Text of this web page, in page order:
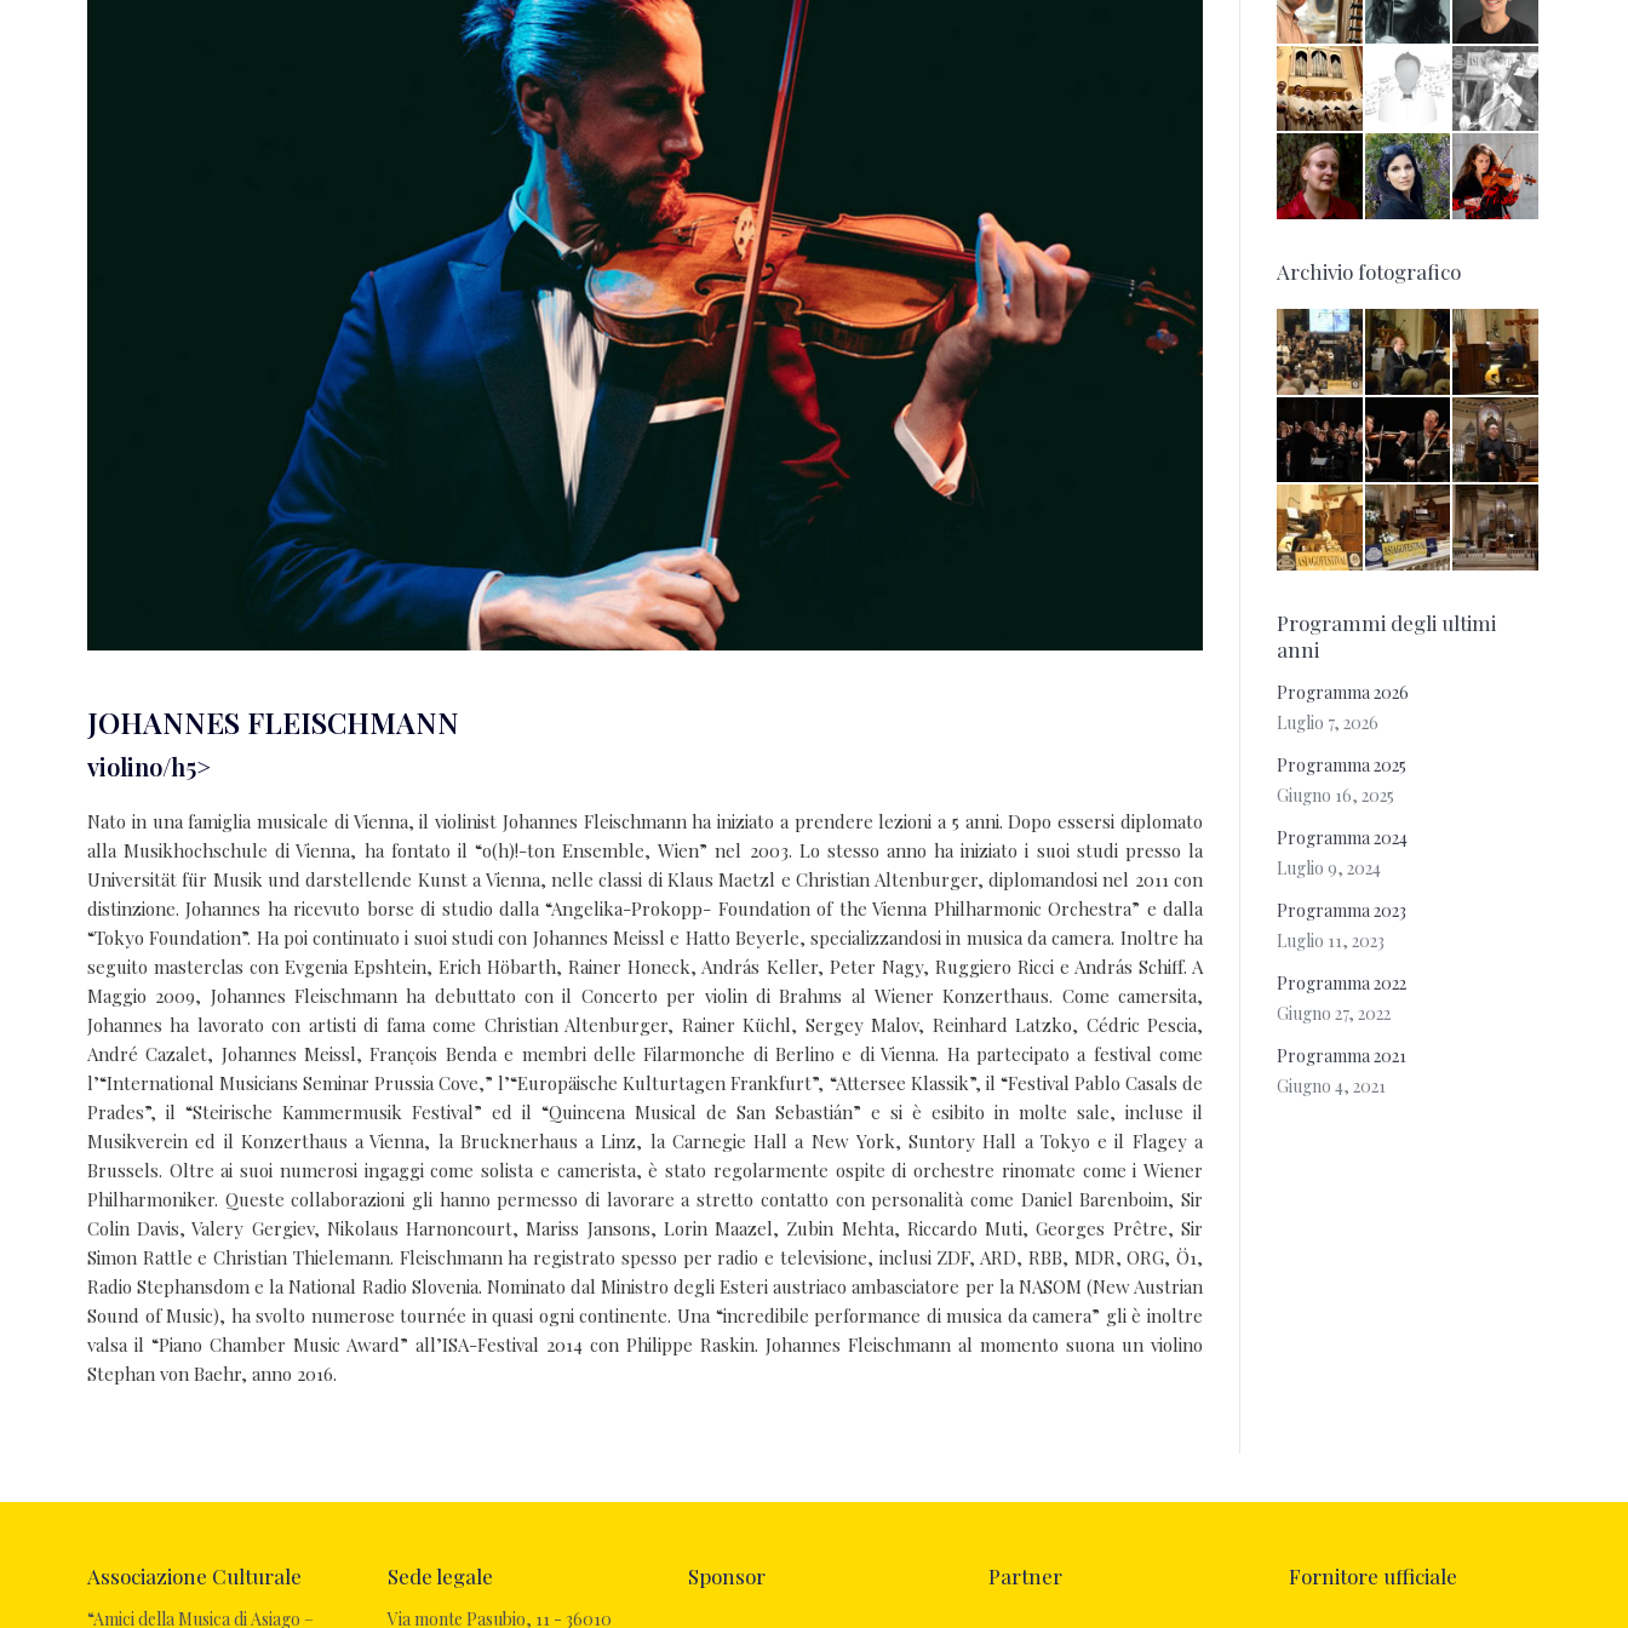
JOHANNES FLEISCHMANN
violino/h5>
Nato in una famiglia musicale di Vienna, il violinist Johannes Fleischmann ha iniziato a prendere lezioni a 5 anni. Dopo essersi diplomato
alla Musikhochschule di Vienna, ha fontato il “o(h)!-ton Ensemble, Wien” nel 2003. Lo stesso anno ha iniziato i suoi studi presso la
Universität für Musik und darstellende Kunst a Vienna, nelle classi di Klaus Maetzl e Christian Altenburger, diplomandosi nel 2011 con
distinzione. Johannes ha ricevuto borse di studio dalla “Angelika-Prokopp- Foundation of the Vienna Philharmonic Orchestra” e dalla
“Tokyo Foundation”. Ha poi continuato i suoi studi con Johannes Meissl e Hatto Beyerle, specializzandosi in musica da camera. Inoltre ha
seguito masterclas con Evgenia Epshtein, Erich Höbarth, Rainer Honeck, András Keller, Peter Nagy, Ruggiero Ricci e András Schiff. A
Maggio 2009, Johannes Fleischmann ha debuttato con il Concerto per violin di Brahms al Wiener Konzerthaus. Come camersita,
Johannes ha lavorato con artisti di fama come Christian Altenburger, Rainer Küchl, Sergey Malov, Reinhard Latzko, Cédric Pescia,
André Cazalet, Johannes Meissl, François Benda e membri delle Filarmonche di Berlino e di Vienna. Ha partecipato a festival come
l’“International Musicians Seminar Prussia Cove,” l’“Europäische Kulturtagen Frankfurt”, “Attersee Klassik”, il “Festival Pablo Casals de
Prades”, il “Steirische Kammermusik Festival” ed il “Quincena Musical de San Sebastián” e si è esibito in molte sale, incluse il
Musikverein ed il Konzerthaus a Vienna, la Brucknerhaus a Linz, la Carnegie Hall a New York, Suntory Hall a Tokyo e il Flagey a
Brussels. Oltre ai suoi numerosi ingaggi come solista e camerista, è stato regolarmente ospite di orchestre rinomate come i Wiener
Philharmoniker. Queste collaborazioni gli hanno permesso di lavorare a stretto contatto con personalità come Daniel Barenboim, Sir
Colin Davis, Valery Gergiev, Nikolaus Harnoncourt, Mariss Jansons, Lorin Maazel, Zubin Mehta, Riccardo Muti, Georges Prêtre, Sir
Simon Rattle e Christian Thielemann. Fleischmann ha registrato spesso per radio e televisione, inclusi ZDF, ARD, RBB, MDR, ORG, Ö1,
Radio Stephansdom e la National Radio Slovenia. Nominato dal Ministro degli Esteri austriaco ambasciatore per la NASOM (New Austrian
Sound of Music), ha svolto numerose tournée in quasi ogni continente. Una “incredibile performance di musica da camera” gli è inoltre
valsa il “Piano Chamber Music Award” all’ISA-Festival 2014 con Philippe Raskin. Johannes Fleischmann al momento suona un violino
Stephan von Baehr, anno 2016.
Archivio fotografico
Programmi degli ultimi
anni
Programma 2026
Luglio 7, 2026
Programma 2025
Giugno 16, 2025
Programma 2024
Luglio 9, 2024
Programma 2023
Luglio 11, 2023
Programma 2022
Giugno 27, 2022
Programma 2021
Giugno 4, 2021
Associazione Culturale
“Amici della Musica di Asiago –
Sede legale
Via monte Pasubio, 11 - 36010
Sponsor Partner Fornitore ufficiale